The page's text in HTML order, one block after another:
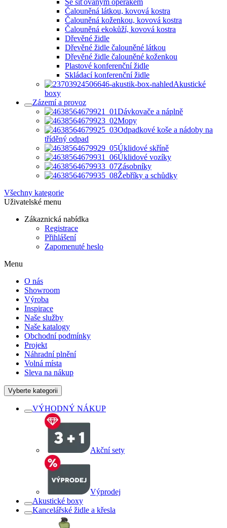
Se síťovaným opěrákem
Čalouněná látkou, kovová kostra
Čalouněná koženkou, kovová kostra
Čalouněná ekokůží, kovová kostra
Dřevěné židle
Dřevěné židle čalouněné látkou
Dřevěné židle čalouněné koženkou
Plastové konferenční židle
Skládací konferenční židle
Akustické
boxy
Zázemí a provoz
Dávkovače a náplně
Mopy
Odpadkové koše a nádoby na
tříděný odpad
Úklidové skříně
Úklidové vozíky
Zásobníky
Žebříky a schůdky
Všechny kategorie
Uživatelské menu
Zákaznická nabídka
Registrace
Přihlášení
Zapomenuté heslo
Menu
O nás
Showroom
Výroba
Inspirace
Naše služby
Naše katalogy
Obchodní podmínky
Projekt
Náhradní plnění
Volná místa
Sleva na nákup
Vyberte kategorii
VÝHODNÝ NÁKUP
Akční sety
Výprodej
Akustické boxy
Kancelářské židle a křesla